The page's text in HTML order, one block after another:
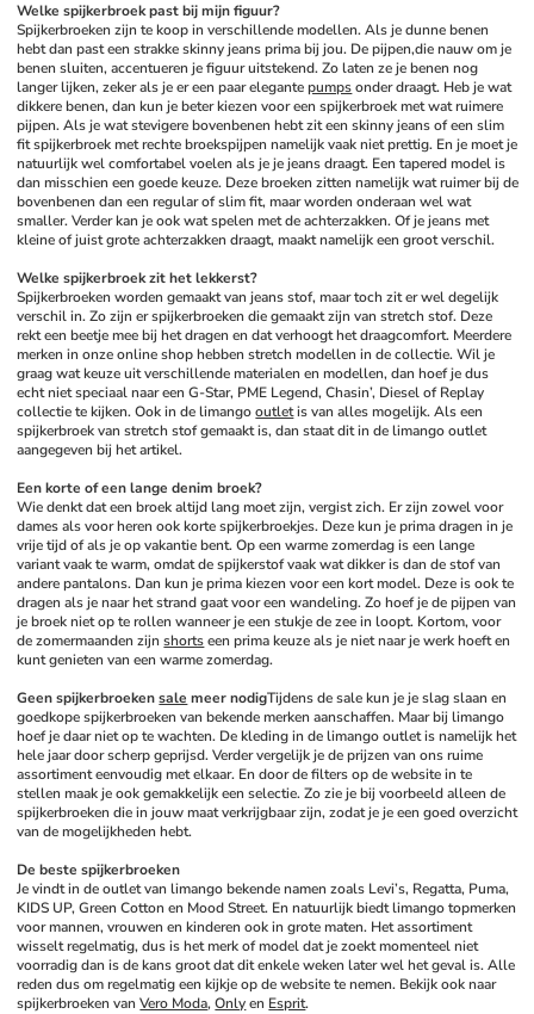
Welke spijkerbroek past bij mijn figuur?
Spijkerbroeken zijn te koop in verschillende modellen. Als je dunne benen
hebt dan past een strakke skinny jeans prima bij jou. De pijpen,die nauw om je
benen sluiten, accentueren je figuur uitstekend. Zo laten ze je benen nog
langer lijken, zeker als je er een paar elegante pumps onder draagt. Heb je wat
dikkere benen, dan kun je beter kiezen voor een spijkerbroek met wat ruimere
pijpen. Als je wat stevigere bovenbenen hebt zit een skinny jeans of een slim
fit spijkerbroek met rechte broekspijpen namelijk vaak niet prettig. En je moet je
natuurlijk wel comfortabel voelen als je je jeans draagt. Een tapered model is
dan misschien een goede keuze. Deze broeken zitten namelijk wat ruimer bij de
bovenbenen dan een regular of slim fit, maar worden onderaan wel wat
smaller. Verder kan je ook wat spelen met de achterzakken. Of je jeans met
kleine of juist grote achterzakken draagt, maakt namelijk een groot verschil.
Welke spijkerbroek zit het lekkerst?
Spijkerbroeken worden gemaakt van jeans stof, maar toch zit er wel degelijk
verschil in. Zo zijn er spijkerbroeken die gemaakt zijn van stretch stof. Deze
rekt een beetje mee bij het dragen en dat verhoogt het draagcomfort. Meerdere
merken in onze online shop hebben stretch modellen in de collectie. Wil je
graag wat keuze uit verschillende materialen en modellen, dan hoef je dus
echt niet speciaal naar een G-Star, PME Legend, Chasin’, Diesel of Replay
collectie te kijken. Ook in de limango outlet is van alles mogelijk. Als een
spijkerbroek van stretch stof gemaakt is, dan staat dit in de limango outlet
aangegeven bij het artikel.
Een korte of een lange denim broek?
Wie denkt dat een broek altijd lang moet zijn, vergist zich. Er zijn zowel voor
dames als voor heren ook korte spijkerbroekjes. Deze kun je prima dragen in je
vrije tijd of als je op vakantie bent. Op een warme zomerdag is een lange
variant vaak te warm, omdat de spijkerstof vaak wat dikker is dan de stof van
andere pantalons. Dan kun je prima kiezen voor een kort model. Deze is ook te
dragen als je naar het strand gaat voor een wandeling. Zo hoef je de pijpen van
je broek niet op te rollen wanneer je een stukje de zee in loopt. Kortom, voor
de zomermaanden zijn shorts een prima keuze als je niet naar je werk hoeft en
kunt genieten van een warme zomerdag.
Geen spijkerbroeken sale meer nodigTijdens de sale kun je je slag slaan en
goedkope spijkerbroeken van bekende merken aanschaffen. Maar bij limango
hoef je daar niet op te wachten. De kleding in de limango outlet is namelijk het
hele jaar door scherp geprijsd. Verder vergelijk je de prijzen van ons ruime
assortiment eenvoudig met elkaar. En door de filters op de website in te
stellen maak je ook gemakkelijk een selectie. Zo zie je bij voorbeeld alleen de
spijkerbroeken die in jouw maat verkrijgbaar zijn, zodat je je een goed overzicht
van de mogelijkheden hebt.
De beste spijkerbroeken
Je vindt in de outlet van limango bekende namen zoals Levi’s, Regatta, Puma,
KIDS UP, Green Cotton en Mood Street. En natuurlijk biedt limango topmerken
voor mannen, vrouwen en kinderen ook in grote maten. Het assortiment
wisselt regelmatig, dus is het merk of model dat je zoekt momenteel niet
voorradig dan is de kans groot dat dit enkele weken later wel het geval is. Alle
reden dus om regelmatig een kijkje op de website te nemen. Bekijk ook naar
spijkerbroeken van Vero Moda, Only en Esprit.